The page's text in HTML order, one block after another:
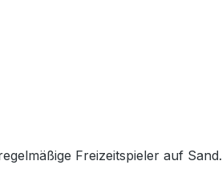
Freizeitspieler auf Sand.